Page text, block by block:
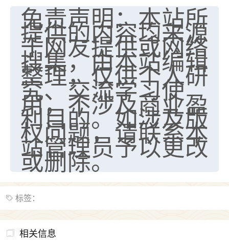
免责声明：本站所
提供的内容均来源
于网友提供或网络
搜集，由本站编辑
整理，仅供个人研
究、交流学习使
用，不涉及商业盈
利目的。如涉及版
权问题，请联系本
站管理员予以更改
或删除。
标签：
相关信息